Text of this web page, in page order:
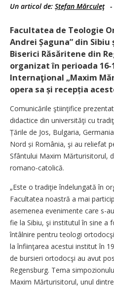
Un articol de: Ștefan Mărculeţ -
Facultatea de Teologie
Andrei Șaguna” din
Biserici Răsăritene din
organizat în perioada 16-
Internaţional „Maxim
opera sa și recepția
Comunicările ştiinţifice
didactice din universităţi cu
Țările de Jos, Bulgaria,
Nord și România, şi au reliefat
Sfântului Maxim Mărturisitorul,
romano-catolică.
„Este o tradiţie îndelungată în
Facultatea noastră a mai
asemenea evenimente care s-
fie la Sibiu, şi institutul în sine a
întâlnire pentru teologi
la înfiinţarea acestui institut în
de bursieri ortodocşi au avut
Regensburg. Tema
Maxim Mărturisitorul, unul